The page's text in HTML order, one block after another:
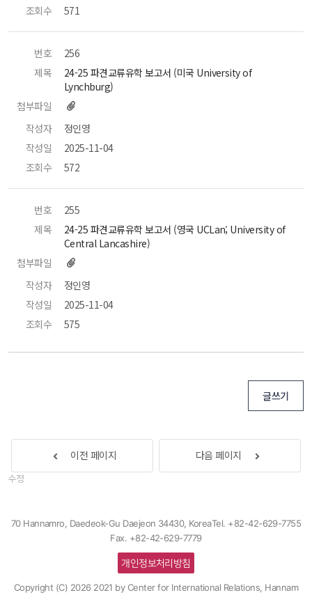
조회수
571
번호
256
제목
24-25 파견교류유학 보고서 (미국 University of
Lynchburg)
첨부파일
작성자
정인영
작성일
2025-11-04
조회수
572
번호
255
제목
24-25 파견교류유학 보고서 (영국 UCLan; University of
Central Lancashire)
첨부파일
작성자
정인영
작성일
2025-11-04
조회수
575
글쓰기
이전 페이지 다음 페이지
수정
70 Hannamro, Daedeok-Gu Daejeon 34430, KoreaTel. +82-42-629-7755
Fax. +82-42-629-7779
개인정보처리방침
Copyright (C) 2026 2021 by Center for International Relations, Hannam